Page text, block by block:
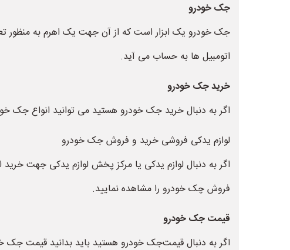
جک خودرو
جک خودرو یک ابزار است که از آن جهت یک اهرم به منظور
اتومبیل ها به حساب می آید.
خرید جک خودرو
اگر به دنبال خرید جک خودرو هستید می توانید انواع جک
لوازم یدکی فروشی خرید و فروش جک خودرو
اگر به دنبال لوازم یدکی یا مرکز پخش لوازم یدکی جهت
فروش چک خودرو را مشاهده نمایید.
قیمت جک خودرو
اگر به دنبال قیمت‌جک خودرو هستید باید بدانید قیمت